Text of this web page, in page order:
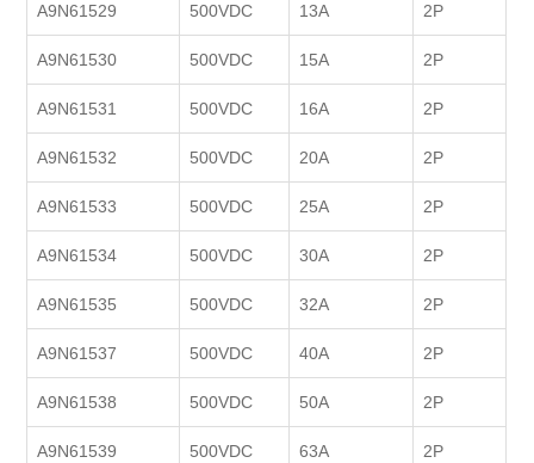
A9N61529 500VDC 13A 2P
A9N61530 500VDC 15A 2P
A9N61531 500VDC 16A 2P
A9N61532 500VDC 20A 2P
A9N61533 500VDC 25A 2P
A9N61534 500VDC 30A 2P
A9N61535 500VDC 32A 2P
A9N61537 500VDC 40A 2P
A9N61538 500VDC 50A 2P
A9N61539 500VDC 63A 2P